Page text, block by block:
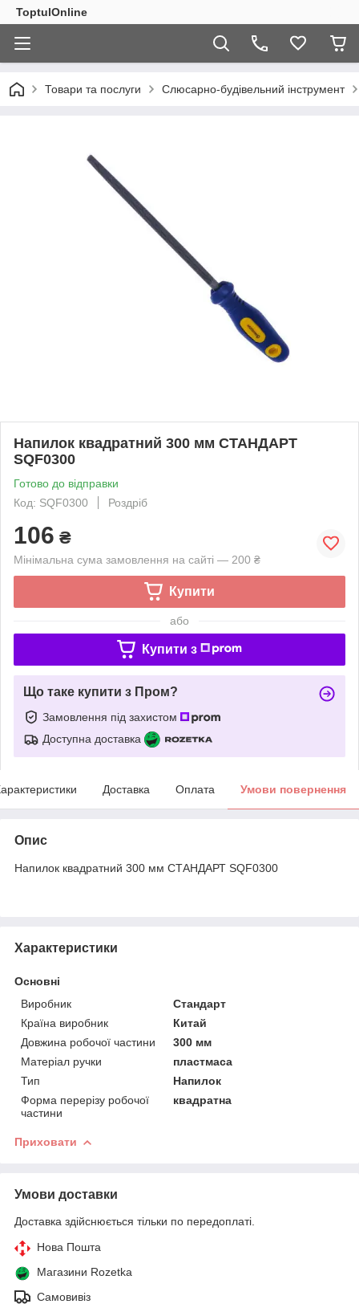
ToptulOnline
Товари та послуги Слюсарно-будівельний інструмент
Напилок квадратний 300 мм СТАНДАРТ
SQF0300
Готово до відправки
Код: SQF0300
Роздріб
106 ₴
Мінімальна сума замовлення на сайті — 200 ₴
Купити
або
Купити з
Що таке купити з Пром?
Замовлення під захистом
Доступна доставка
Доставка Оплата Умови повернення
Опис
Напилок квадратний 300 мм СТАНДАРТ SQF0300
Характеристики
Основні
Виробник
Стандарт
Країна виробник
Китай
Довжина робочої частини
300 мм
Матеріал ручки
пластмаса
Тип
Напилок
Форма перерізу робочої
частини
квадратна
Приховати
Умови доставки
Доставка здійснюється тільки по передоплаті.
Нова Пошта
Магазини Rozetka
Самовивіз